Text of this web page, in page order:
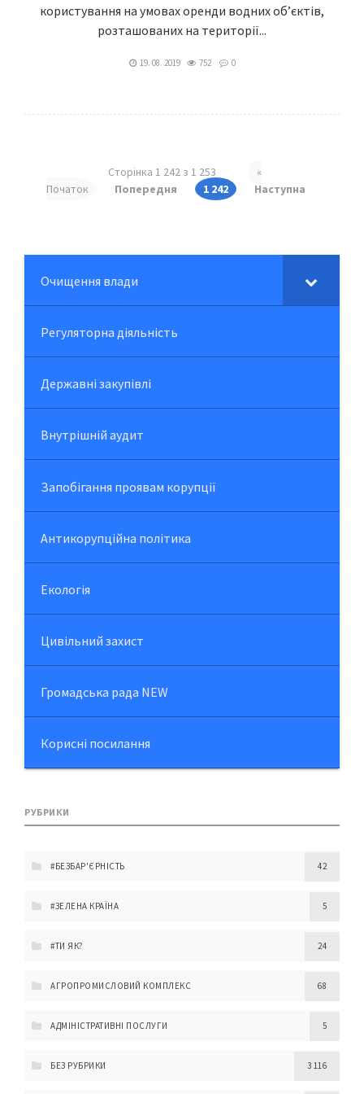
користування на умовах оренди водних об’єктів,
розташованих на території...
19. 08. 2019 752 0
Сторінка 1 242 з 1 253
«
Початок
Попередня 1 242 Наступна
Очищення влади
Регуляторна діяльність
Державні закупівлі
Внутрішній аудит
Запобігання проявам корупції
Антикорупційна політика
Екологія
Цивільний захист
Громадська рада NEW
Корисні посилання
РУБРИКИ
#БЕЗБАР'ЄРНІСТЬ 42
#ЗЕЛЕНА КРАЇНА 5
#ТИ ЯК? 24
АГРОПРОМИСЛОВИЙ КОМПЛЕКС 68
АДМІНІСТРАТИВНІ ПОСЛУГИ 5
БЕЗ РУБРИКИ 3 116